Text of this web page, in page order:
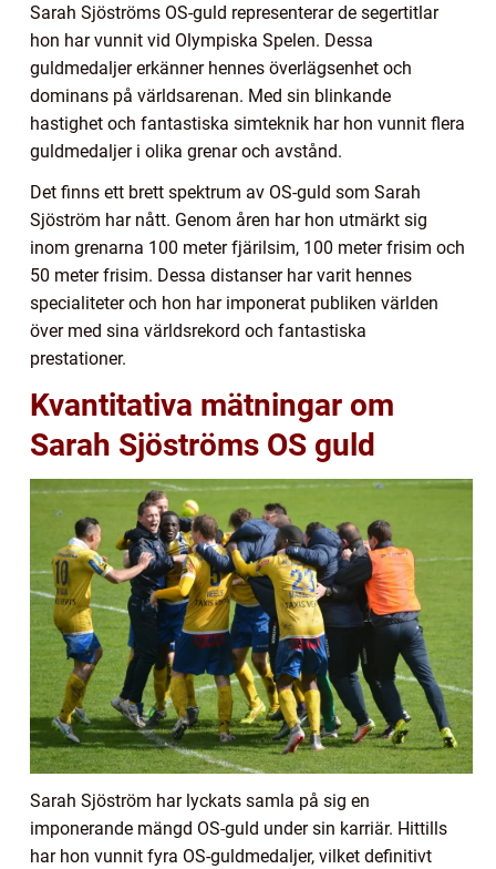
Sarah Sjöströms OS-guld representerar de segertitlar
hon har vunnit vid Olympiska Spelen. Dessa
guldmedaljer erkänner hennes överlägsenhet och
dominans på världsarenan. Med sin blinkande
hastighet och fantastiska simteknik har hon vunnit flera
guldmedaljer i olika grenar och avstånd.
Det finns ett brett spektrum av OS-guld som Sarah
Sjöström har nått. Genom åren har hon utmärkt sig
inom grenarna 100 meter fjärilsim, 100 meter frisim och
50 meter frisim. Dessa distanser har varit hennes
specialiteter och hon har imponerat publiken världen
över med sina världsrekord och fantastiska
prestationer.
Kvantitativa mätningar om
Sarah Sjöströms OS guld
Sarah Sjöström har lyckats samla på sig en
imponerande mängd OS-guld under sin karriär. Hittills
har hon vunnit fyra OS-guldmedaljer, vilket definitivt